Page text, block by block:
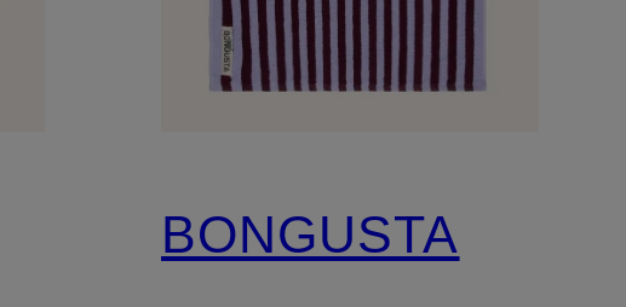
BONGUSTA